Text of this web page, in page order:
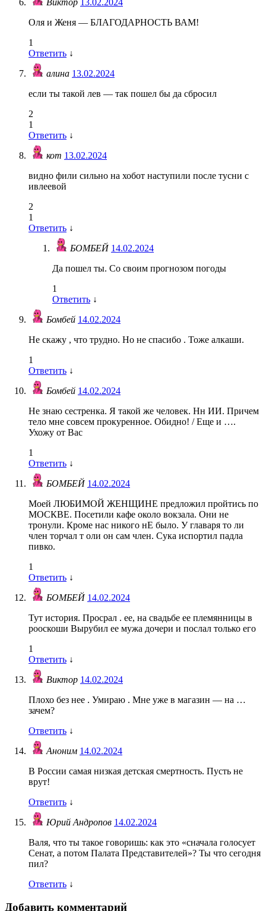
Виктор 13.02.2024
Оля и Женя — БЛАГОДАРНОСТЬ ВАМ!
1
Ответить ↓
алина 13.02.2024
если ты такой лев — так пошел бы да сбросил
2
1
Ответить ↓
кот 13.02.2024
видно фили сильно на хобот наступили после тусни с
ивлеевой
2
1
Ответить ↓
БОМБЕЙ 14.02.2024
Да пошел ты. Со своим прогнозом погоды
1
Ответить ↓
Бомбей 14.02.2024
Не скажу , что трудно. Но не спасибо . Тоже алкаши.
1
Ответить ↓
Бомбей 14.02.2024
Не знаю сестренка. Я такой же человек. Нн ИИ. Причем
тело мне совсем прокуренное. Обидно! / Еще и ….
Ухожу от Вас
1
Ответить ↓
БОМБЕЙ 14.02.2024
Моей ЛЮБИМОЙ ЖЕНЩИНЕ предложил пройтись по
МОСКВЕ. Посетили кафе около вокзала. Они не
тронули. Кроме нас никого нЕ было. У главаря то ли
член торчал т оли он сам член. Сука испортил падла
пивко.
1
Ответить ↓
БОМБЕЙ 14.02.2024
Тут история. Просрал . ее, на свадьбе ее племянницы в
рооскоши Вырубил ее мужа дочери и послал только его
1
Ответить ↓
Виктор 14.02.2024
Плохо без нее . Умираю . Мне уже в магазин — на …
зачем?
Ответить ↓
Аноним 14.02.2024
В России самая низкая детская смертность. Пусть не
врут!
Ответить ↓
Юрий Андропов 14.02.2024
Валя, что ты такое говоришь: как это «сначала голосует
Сенат, а потом Палата Представителей»? Ты что сегодня
пил?
Ответить ↓
Добавить комментарий